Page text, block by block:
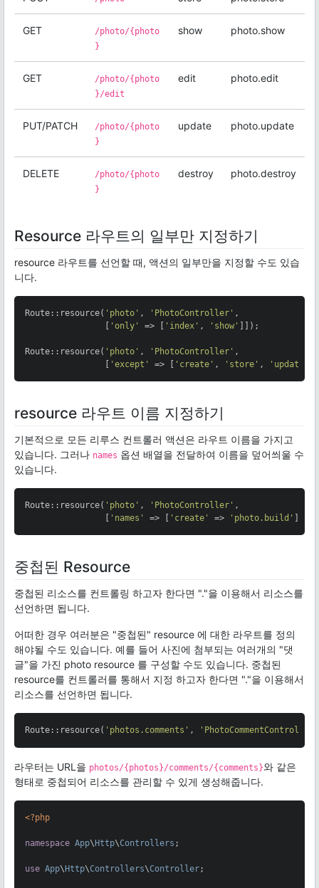
GET
/photo/{photo
}
show photo.show
GET
/photo/{photo
}/edit
edit photo.edit
PUT/PATCH
/photo/{photo
}
update photo.update
DELETE
/photo/{photo
}
destroy photo.destroy
Resource 라우트의 일부만 지정하기
resource 라우트를 선언할 때, 액션의 일부만을 지정할 수도 있습
니다.
Route::resource( 'photo' , 'PhotoController' ,
                [
'only' => [ 'index' , 'show' ]]);
Route::resource( 'photo' , 'PhotoController' ,
                [
'except' => [ 'create' , 'store' , 'update'
resource 라우트 이름 지정하기
기본적으로 모든 리루스 컨트롤러 액션은 라우트 이름을 가지고
있습니다. 그러나 names 옵션 배열을 전달하여 이름을 덮어씌울 수
있습니다.
Route::resource( 'photo' , 'PhotoController' ,
'names' => [ 'create' => 'photo.build'
중첩된 Resource
중첩된 리소스를 컨트롤링 하고자 한다면 "."을 이용해서 리소스를
선언하면 됩니다.
어떠한 경우 여러분은 "중첩된" resource 에 대한 라우트를 정의
해야될 수도 있습니다. 예를 들어 사진에 첨부되는 여러개의 "댓
글"을 가진 photo resource 를 구성할 수도 있습니다. 중첩된
resource를 컨트롤러를 통해서 지정 하고자 한다면 "."을 이용해서
리소스를 선언하면 됩니다.
Route::resource( 'photos.comments' , 'PhotoCommentController'
라우터는 URL을 photos/{photos}/comments/{comments}와 같은
형태로 중첩되어 리소스를 관리할 수 있게 생성해줍니다.
<?php
namespace App\Http\Controllers ;
use App\Http\Controllers\Controller ;